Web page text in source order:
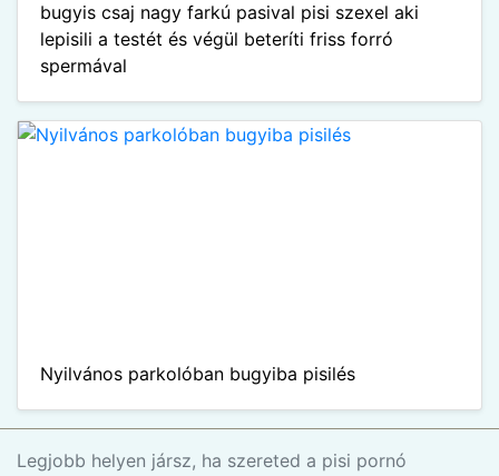
bugyis csaj nagy farkú pasival pisi szexel aki
lepisili a testét és végül beteríti friss forró
spermával
Nyilvános parkolóban bugyiba pisilés
Legjobb helyen jársz, ha szereted a pisi pornó